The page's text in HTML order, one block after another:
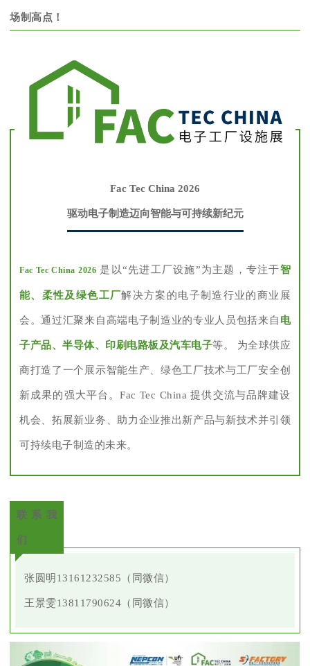
场制高点！
Fac Tec China 2026
驱动电子制造迈向智能与可持续新纪元
Fac Tec China 2026 是以“先进工厂设施”为主题，专注于智
能、柔性及绿色工厂解决方案的电子制造行业的商业展
会。通过汇聚来自高端电子制造业的专业人员包括来自 电
子产品、半导体、印刷电路板及汽车电子等。 为全球供应
商打造了一个展示智能生产、绿色工厂技术与工厂安全创
新成果的强大平台。Fac Tec China 提供交流与品牌建设
机会、拓展新业务、助力企业推出新产品与新技术并引领
可持续电子制造的未来。
联系我
们
张圆明13161232585（同微信）
王景雯13811790624（同微信）